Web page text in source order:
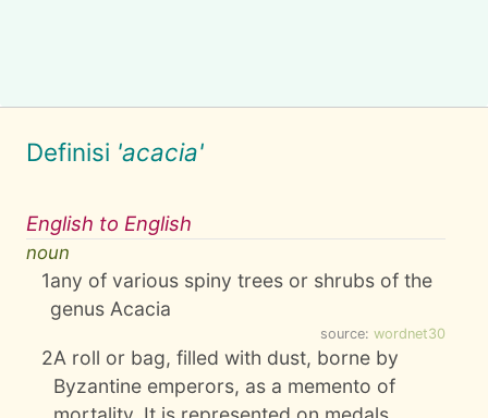
Definisi 'acacia'
English to English
noun
1any of various spiny trees or shrubs of the
genus Acacia
source: wordnet30
2A roll or bag, filled with dust, borne by
Byzantine emperors, as a memento of